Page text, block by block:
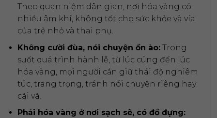
Theo quan niệm dân gian, nơi hóa vàng có
nhiều âm khí, không tốt cho sức khỏe và vía
của trẻ nhỏ và thai phụ.
Không cười đùa, nói chuyện ồn ào:Trong
suốt quá trình hành lễ, từ lúc cúng đến lúc
hóa vàng, mọi người cần giữ thái độ nghiêm
túc, trang trọng, tránh nói chuyện riêng hay
cãi vã.
Phải hóa vàng ở nơi sạch sẽ, có đồ đựng: